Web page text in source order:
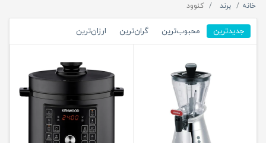
خانه برند کنوود
جدیدترین محبوب‌ترین گران‌ترین ارزان‌ترین